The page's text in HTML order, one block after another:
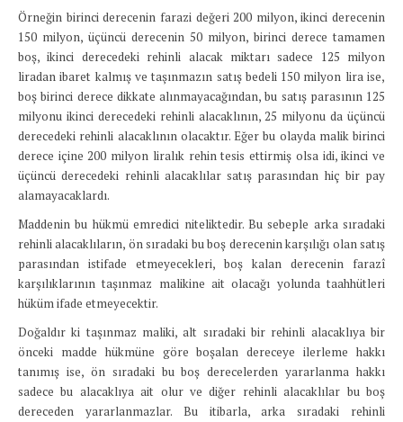
Örneğin birinci derecenin farazi değeri 200 milyon, ikinci derecenin
150 milyon, üçüncü derecenin 50 milyon, birinci derece tamamen
boş, ikinci derecedeki rehinli alacak miktarı sadece 125 milyon
liradan ibaret kalmış ve taşınmazın satış bedeli 150 milyon lira ise,
boş birinci derece dikkate alınmayacağından, bu satış parasının 125
milyonu ikinci derecedeki rehinli alacaklının, 25 milyonu da üçüncü
derecedeki rehinli alacaklının olacaktır. Eğer bu olayda malik birinci
derece içine 200 milyon liralık rehin tesis ettirmiş olsa idi, ikinci ve
üçüncü derecedeki rehinli alacaklılar satış parasından hiç bir pay
alamayacaklardı.
Maddenin bu hükmü emredici niteliktedir. Bu sebeple arka sıradaki
rehinli alacaklıların, ön sıradaki bu boş derecenin karşılığı olan satış
parasından istifade etmeyecekleri, boş kalan derecenin farazî
karşılıklarının taşınmaz malikine ait olacağı yolunda taahhütleri
hüküm ifade etmeyecektir.
Doğaldır ki taşınmaz maliki, alt sıradaki bir rehinli alacaklıya bir
önceki madde hükmüne göre boşalan dereceye ilerleme hakkı
tanımış ise, ön sıradaki bu boş derecelerden yararlanma hakkı
sadece bu alacaklıya ait olur ve diğer rehinli alacaklılar bu boş
dereceden yararlanmazlar. Bu itibarla, arka sıradaki rehinli